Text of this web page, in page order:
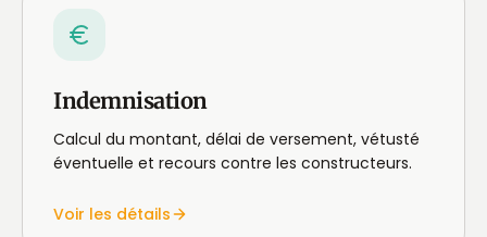
Indemnisation
Calcul du montant, délai de versement, vétusté
éventuelle et recours contre les constructeurs.
Voir les détails